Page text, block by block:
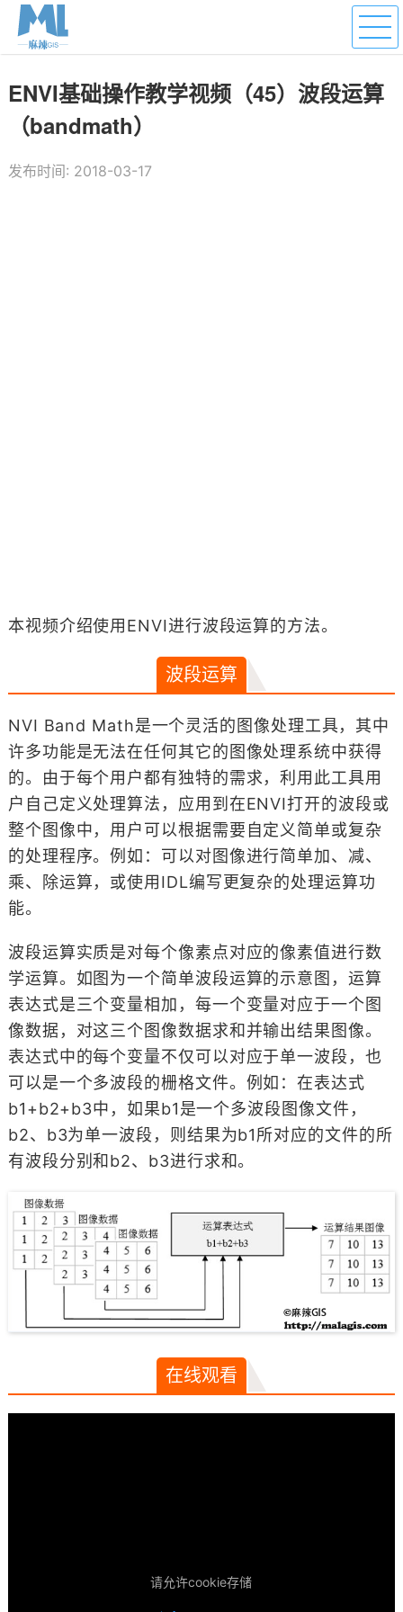
ENVI基础操作教学视频（45）波段运算
（bandmath）
发布时间: 2018-03-17
本视频介绍使用ENVI进行波段运算的方法。
波段运算
NVI Band Math是一个灵活的图像处理工具，其中
许多功能是无法在任何其它的图像处理系统中获得
的。由于每个用户都有独特的需求，利用此工具用
户自己定义处理算法，应用到在ENVI打开的波段或
整个图像中，用户可以根据需要自定义简单或复杂
的处理程序。例如：可以对图像进行简单加、减、
乘、除运算，或使用IDL编写更复杂的处理运算功
能。
波段运算实质是对每个像素点对应的像素值进行数
学运算。如图为一个简单波段运算的示意图，运算
表达式是三个变量相加，每一个变量对应于一个图
像数据，对这三个图像数据求和并输出结果图像。
表达式中的每个变量不仅可以对应于单一波段，也
可以是一个多波段的栅格文件。例如：在表达式
b1+b2+b3中，如果b1是一个多波段图像文件，
b2、b3为单一波段，则结果为b1所对应的文件的所
有波段分别和b2、b3进行求和。
在线观看
请允许cookie存储